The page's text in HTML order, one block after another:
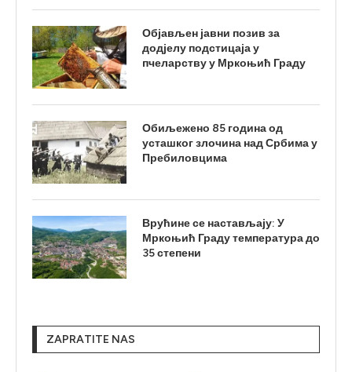
Објављен јавни позив за
додјелу подстицаја у
пчеларству у Мркоњић Граду
Обиљежено 85 година од
усташког злочина над Србима у
Пребиловцима
Врућине се настављају: У
Мркоњић Граду температура до
35 степени
ZAPRATITE NAS